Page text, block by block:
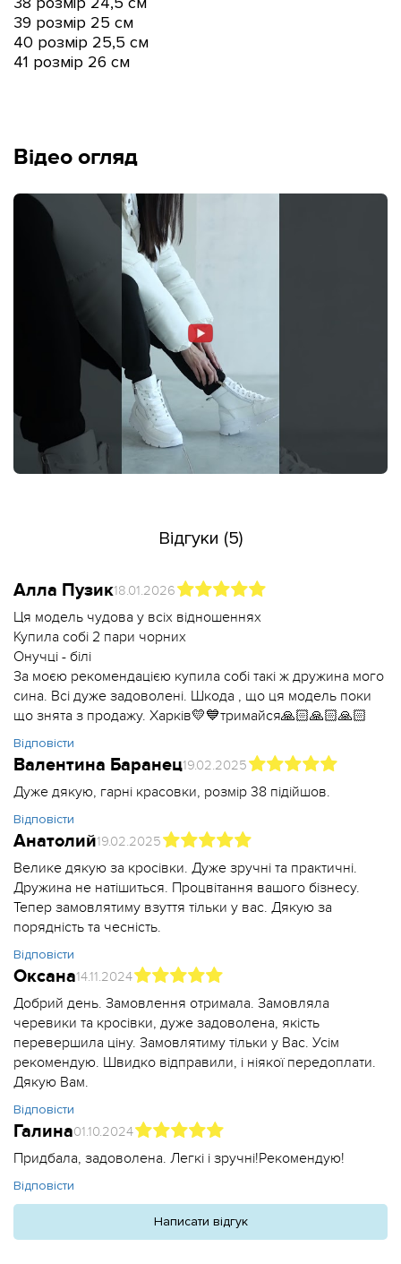
39 розмір 25 см
40 розмір 25,5 см
41 розмір 26 см
Відео огляд
Відгуки (5)
Алла Пузик18.01.2026
Ця модель чудова у всіх відношеннях
Купила собі 2 пари чорних
Онучці - білі
За моєю рекомендацією купила собі такі ж дружина мого
сина. Всі дуже задоволені. Шкода , що ця модель поки
що знята з продажу. Харків💛💙тримайся🙏🏻🙏🏻🙏🏻
Відповісти
Валентина Баранец19.02.2025
Дуже дякую, гарні красовки, розмір 38 підійшов.
Відповісти
Анатолий19.02.2025
Велике дякую за кросівки. Дуже зручні та практичні.
Дружина не натішиться. Процвітання вашого бізнесу.
Тепер замовлятиму взуття тільки у вас. Дякую за
порядність та чесність.
Відповісти
Оксана14.11.2024
Добрий день. Замовлення отримала. Замовляла
черевики та кросівки, дуже задоволена, якість
перевершила ціну. Замовлятиму тільки у Вас. Усім
рекомендую. Швидко відправили, і ніякої передоплати.
Дякую Вам.
Відповісти
Галина01.10.2024
Придбала, задоволена. Легкі і зручні!Рекомендую!
Відповісти
Написати відгук